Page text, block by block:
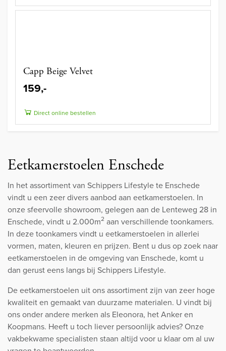
Capp Beige Velvet
159,-
Direct online bestellen
Eetkamerstoelen Enschede
In het assortiment van Schippers Lifestyle te Enschede
vindt u een zeer divers aanbod aan eetkamerstoelen. In
onze sfeervolle showroom, gelegen aan de Lenteweg 28 in
Enschede, vindt u 2.000m2 aan verschillende toonkamers.
In deze toonkamers vindt u eetkamerstoelen in allerlei
vormen, maten, kleuren en prijzen. Bent u dus op zoek naar
eetkamerstoelen in de omgeving van Enschede, komt u
dan gerust eens langs bij Schippers Lifestyle.
De eetkamerstoelen uit ons assortiment zijn van zeer hoge
kwaliteit en gemaakt van duurzame materialen. U vindt bij
ons onder andere merken als Eleonora, het Anker en
Koopmans. Heeft u toch liever persoonlijk advies? Onze
vakbekwame specialisten staan altijd voor u klaar om al uw